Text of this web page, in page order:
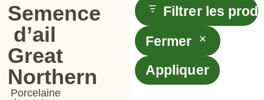
Semence
d’ail
Great
Northern
Porcelaine
Filtrer les
Fermer
Appliquer